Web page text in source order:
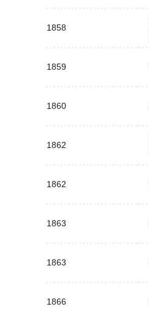
1858
1859
1860
1862
1862
1863
1863
1866